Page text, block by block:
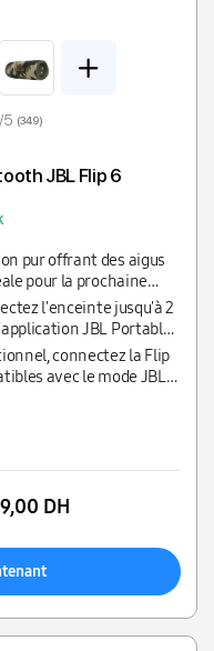
5 (349)
JBL Flip 6
pur offrant des aigus
pour la prochaine
l'enceinte jusqu'à 2
JBL Portable,
ou les basses
connectez la Flip
avec le mode JBL
DH